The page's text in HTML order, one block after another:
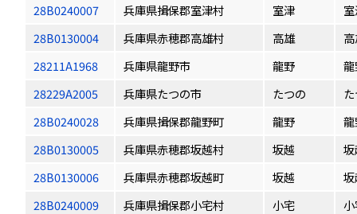
28B0240007
兵庫県揖保郡室津村 室津
28B0130004
兵庫県赤穂郡高雄村 高雄
28211A1968
兵庫県龍野市 龍野
28229A2005
兵庫県たつの市 たつの
28B0240028
兵庫県揖保郡龍野町 龍野
28B0130005
兵庫県赤穂郡坂越村 坂越
28B0130006
兵庫県赤穂郡坂越町 坂越
28B0240009
兵庫県揖保郡小宅村 小宅